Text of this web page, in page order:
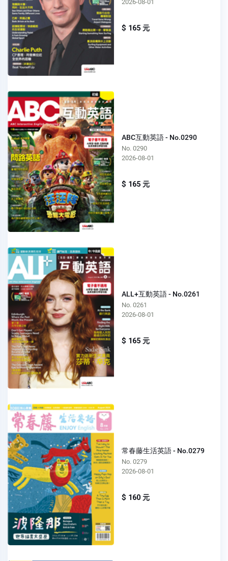
2026-08-01
$ 165 元
ABC互動英語 - No.0290
No. 0290
2026-08-01
$ 165 元
ALL+互動英語 - No.0261
No. 0261
2026-08-01
$ 165 元
常春藤生活英語 - No.0279
No. 0279
2026-08-01
$ 160 元